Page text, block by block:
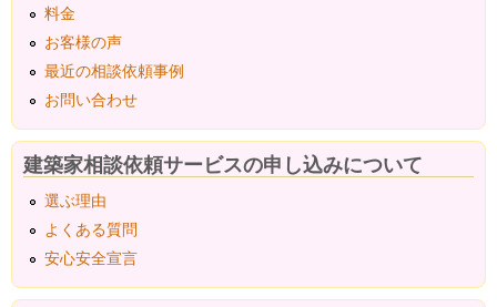
料金
お客様の声
最近の相談依頼事例
お問い合わせ
建築家相談依頼サービスの申し込みについて
選ぶ理由
よくある質問
安心安全宣言